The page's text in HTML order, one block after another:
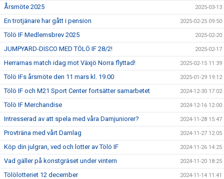
Årsmöte 2025 2025-03-13
En trotjänare har gått i pension 2025-02-25 09:50
Tölö IF Medlemsbrev 2025 2025-02-20
JUMPYARD-DISCO MED TÖLÖ IF 28/2! 2025-02-17
Herrarnas match idag mot Växjö Norra flyttad! 2025-02-15 11:39
Tölö IFs årsmöte den 11 mars kl. 19.00 2025-01-29 19:12
Tölö IF och M21 Sport Center fortsätter samarbetet 2024-12-30 17:02
Tölö IF Merchandise 2024-12-16 12:00
Intresserad av att spela med våra Damjuniorer? 2024-11-28 15:47
Provträna med vårt Damlag 2024-11-27 12:05
Köp din julgran, ved och lotter av Tölö IF 2024-11-26 14:25
Vad gäller på konstgräset under vintern 2024-11-20 18:25
Tölölotteriet 12 december 2024-11-14 11:41